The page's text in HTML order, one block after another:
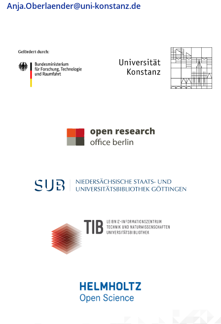
Anja.Oberlaender@uni-konstanz.de